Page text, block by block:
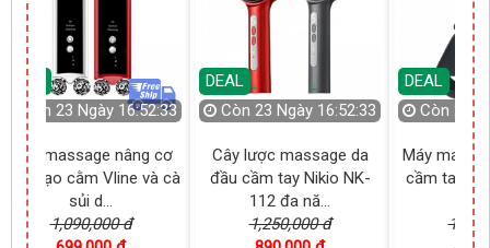
DEAL
Còn 23 Ngày 16:52:33
Máy massage nâng cơ
mặt, tạo cằm Vline và cà
sủi d...
1,090,000 đ
DEAL
Còn 23 Ngày 16:52:33
Cây lược massage da
đầu cầm tay Nikio NK-
112 đa nă...
1,250,000 đ
DEAL
Còn 23
Máy
cầm tay